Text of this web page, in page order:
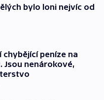
bylo loni nejvíc od
chybějící peníze na
Jsou nenárokové,